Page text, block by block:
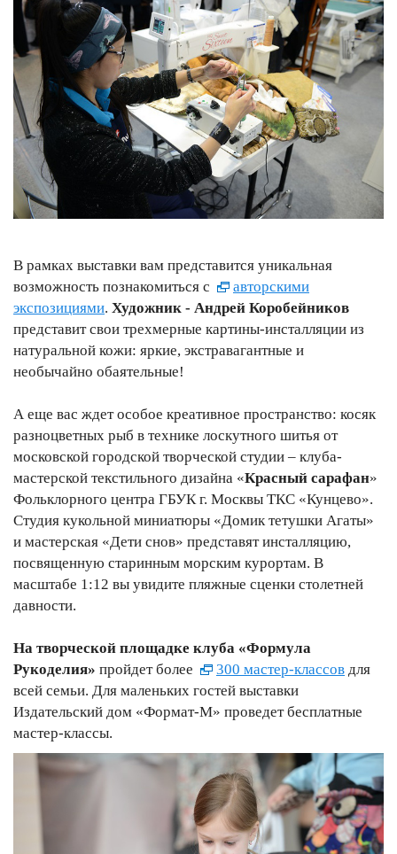
В рамках выставки вам представится уникальная
возможность познакомиться с
авторскими
экспозициями. Художник - Андрей Коробейников
представит свои трехмерные картины-инсталляции из
натуральной кожи: яркие, экстравагантные и
необычайно обаятельные!
А еще вас ждет особое креативное пространство: косяк
разноцветных рыб в технике лоскутного шитья от
московской городской творческой студии – клуба-
мастерской текстильного дизайна «Красный сарафан»
Фольклорного центра ГБУК г. Москвы ТКС «Кунцево».
Студия кукольной миниатюры «Домик тетушки Агаты»
и мастерская «Дети снов» представят инсталляцию,
посвященную старинным морским курортам. В
масштабе 1:12 вы увидите пляжные сценки столетней
давности.
На творческой площадке клуба «Формула
Рукоделия» пройдет более 300 мастер-классов для
всей семьи. Для маленьких гостей выставки
Издательский дом «Формат-М» проведет бесплатные
мастер-классы.